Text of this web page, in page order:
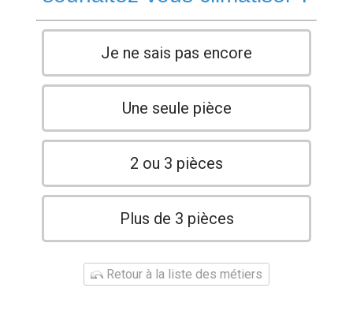
Je ne sais pas encore
Une seule pièce
2 ou 3 pièces
Plus de 3 pièces
Retour à la liste des métiers